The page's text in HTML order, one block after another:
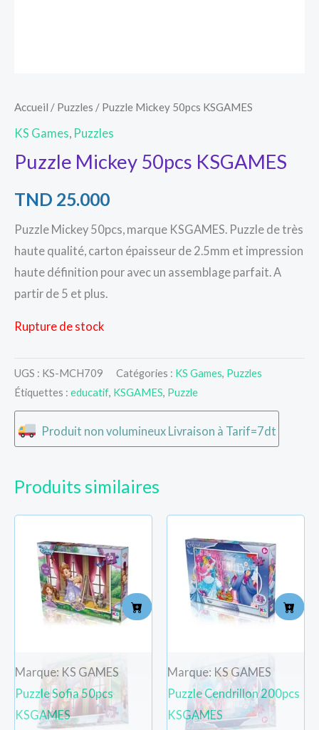
Accueil / Puzzles / Puzzle Mickey 50pcs KSGAMES
KS Games Puzzles
Puzzle Mickey 50pcs KSGAMES
TND 25.000
Puzzle Mickey 50pcs, marque KSGAMES. Puzzle de très
haute qualité, carton épaisseur de 2.5mm et impression
haute définition pour avec un assemblage parfait. A
partir de 5 et plus.
Rupture de stock
UGS : KS-MCH709 Catégories : KS Games, Puzzles
Étiquettes : educatif, KSGAMES, Puzzle
Produit non volumineux Livraison à Tarif=7dt
Produits similaires
Marque: KS GAMES
Puzzle Sofia 50pcs
KSGAMES
Marque: KS GAMES
Puzzle Cendrillon 200pcs
KSGAMES